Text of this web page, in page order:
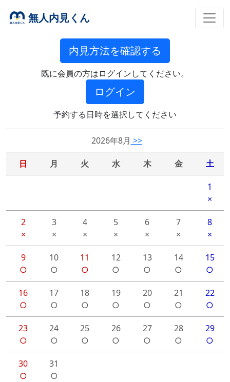
無人内見くん
内見方法を確認する
既に会員の方はログインしてください。
ログイン
予約する日時を選択してください
2026年8月 >>
日 月 火 水 木 金 土
1
×
2
×
3
×
4
×
5
×
6
×
7
×
8
×
9
○
10
○
11
○
12
○
13
○
14
○
15
○
16
○
17
○
18
○
19
○
20
○
21
○
22
○
23
○
24
○
25
○
26
○
27
○
28
○
29
○
30
○
31
○